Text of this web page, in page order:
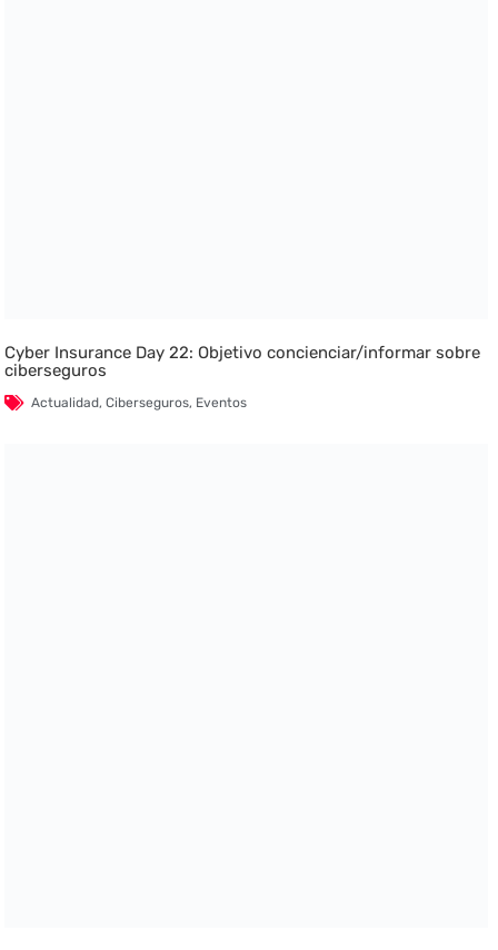
Cyber Insurance Day 22: Objetivo concienciar/informar sobre
ciberseguros
Actualidad,Ciberseguros, Eventos